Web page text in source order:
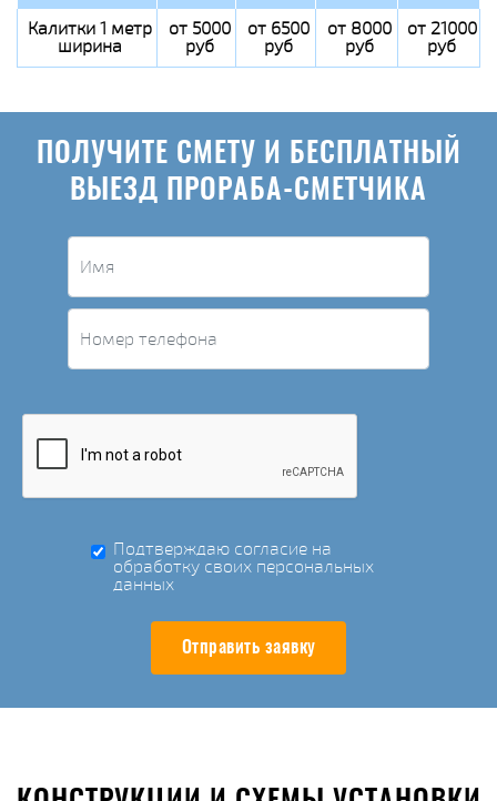
Калитки 1 метр
ширина
от 5000
руб
от 6500
руб
от 8000
руб
от 21000
руб
ПОЛУЧИТЕ СМЕТУ И БЕСПЛАТНЫЙ
ВЫЕЗД ПРОРАБА-СМЕТЧИКА
Подтверждаю согласие на
обработку своих персональных
данных
Отправить заявку